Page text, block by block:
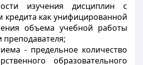
изучения дисциплин с
кредита как унифицированной
объема учебной работы
- предельное количество
образовательного